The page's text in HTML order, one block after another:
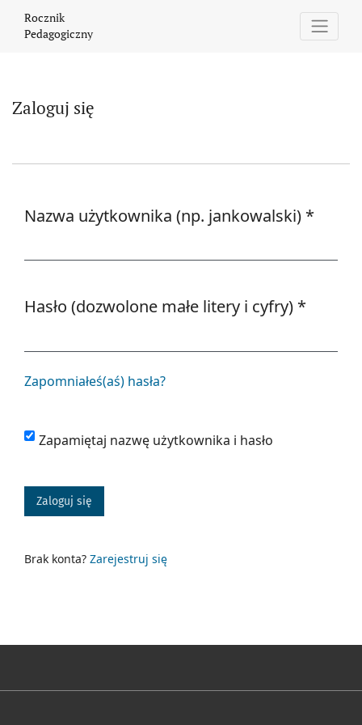
Zaloguj się
Rocznik
Pedagogiczny
Zaloguj się
Nazwa użytkownika (np. jankowalski) *
Hasło (dozwolone małe litery i cyfry) *
Zapomniałeś(aś) hasła?
Zapamiętaj nazwę użytkownika i hasło
Zaloguj się
Brak konta? Zarejestruj się